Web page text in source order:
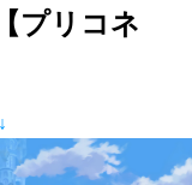
プリコネ